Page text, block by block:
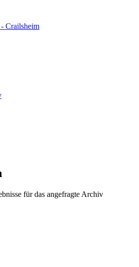
Crailsheim
für das angefragte Archiv